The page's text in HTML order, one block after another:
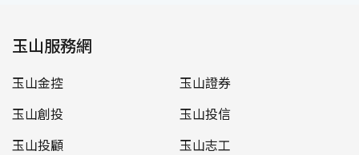
玉山服務網
玉山金控
玉山證券
玉山創投
玉山投信
玉山投顧
玉山志工